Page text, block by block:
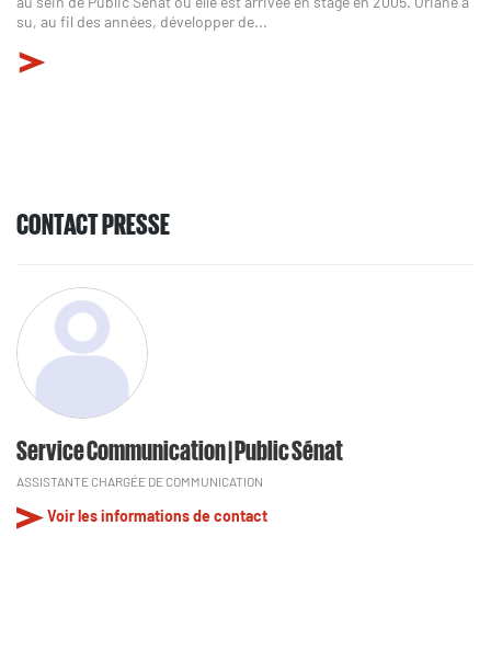
su, au fil des années, développer de...
CONTACT PRESSE
Service Communication | Public Sénat
ASSISTANTE CHARGÉE DE COMMUNICATION
Voir les informations de contact